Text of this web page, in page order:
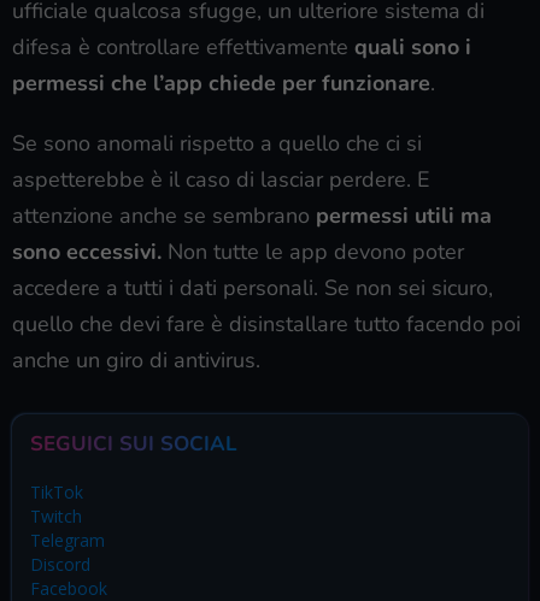
ufficiale qualcosa sfugge, un ulteriore sistema di
difesa è controllare effettivamente quali sono i
permessi che l’app chiede per funzionare.
Se sono anomali rispetto a quello che ci si
aspetterebbe è il caso di lasciar perdere. E
attenzione anche se sembrano permessi utili ma
sono eccessivi. Non tutte le app devono poter
accedere a tutti i dati personali. Se non sei sicuro,
quello che devi fare è disinstallare tutto facendo poi
anche un giro di antivirus.
SEGUICI SUI SOCIAL
TikTok
Twitch
Telegram
Discord
Facebook